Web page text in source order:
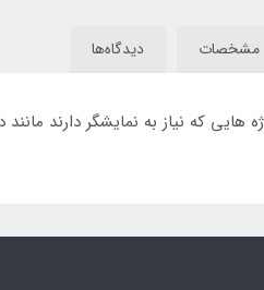
مشخصات دیدگاه‌ها
هایی که نیاز به نمایشگر دارند